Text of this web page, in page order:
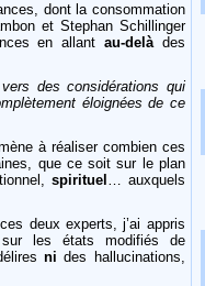
dont la consommation
et Stephan Schillinger
en allantau-delà des
des considérations qui
éloignées de ce
à réaliser combien ces
que ce soit sur le plan
spirituel … auxquels
deux experts, j’ai appris
les états modifiés de
ni des hallucinations,